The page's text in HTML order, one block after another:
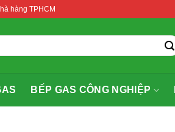
hàng TPHCM
BẾP GAS CÔNG NGHIỆP